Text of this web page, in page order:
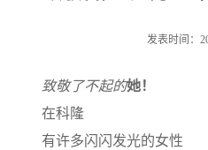
绍
发表时间：
致敬了不起的她！
在科隆
有许多闪闪发光的女性